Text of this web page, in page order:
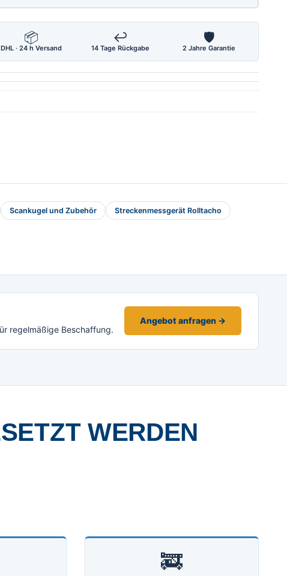
📦
DHL · 24 h Versand
↩
14 Tage Rückgabe
🛡
2 Jahre Garantie
Scankugel und Zubehör Streckenmessgerät Rolltacho
regelmäßige Beschaffung.
Angebot anfragen →
WERDEN
🚒